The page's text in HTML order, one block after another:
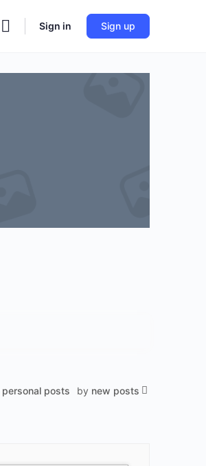
Sign in Sign up
personal posts by new posts